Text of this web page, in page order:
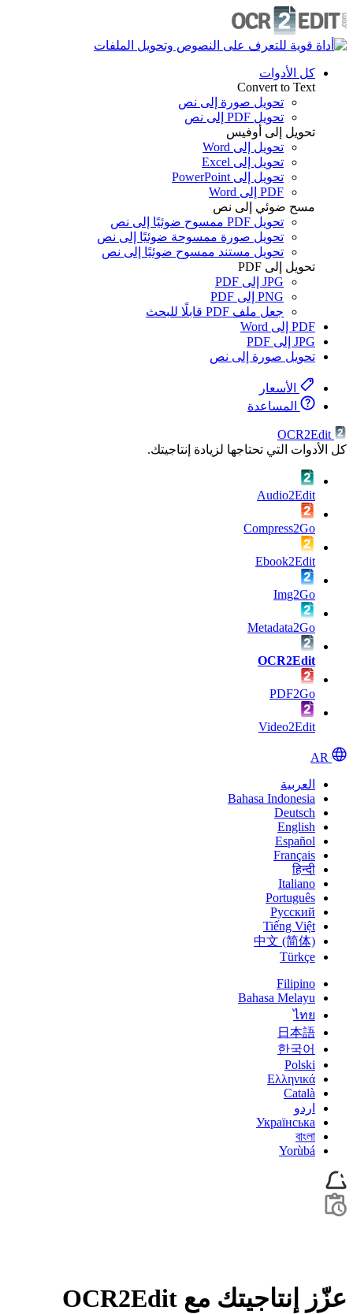
كل الأدوات
Convert to Text
تحويل صورة إلى نص
تحويل PDF إلى نص
تحويل إلى أوفيس
تحويل إلى Word
تحويل إلى Excel
تحويل إلى PowerPoint
PDF إلى Word
مسح ضوئي إلى نص
تحويل PDF ممسوح ضوئيًا إلى نص
تحويل صورة ممسوحة ضوئيًا إلى نص
تحويل مستند ممسوح ضوئيًا إلى نص
تحويل إلى PDF
JPG إلى PDF
PNG إلى PDF
جعل ملف PDF قابلًا للبحث
PDF إلى Word
JPG إلى PDF
تحويل صورة إلى نص
الأسعار
المساعدة
كل الأدوات التي تحتاجها لزيادة إنتاجيتك.
Audio2Edit
Compress2Go
Ebook2Edit
Img2Go
Metadata2Go
OCR2Edit
PDF2Go
Video2Edit
العربية
Bahasa Indonesia
Deutsch
English
Español
Français
हिन्दी
Italiano
Português
Pусский
Tiếng Việt
中文 (简体)
Türkçe
Filipino
Bahasa Melayu
ไทย
日本語
한국어
Polski
Ελληνικά
Català
اردو
Українська
বাংলা
Yorùbá
عزّز إنتاجيتك مع OCR2Edit